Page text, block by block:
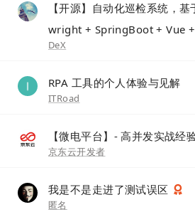
【开源】自动化巡检系统，
wright + SpringBoot + Vue
DeX
RPA 工具的个人体验与见解
ITRoad
【微电平台】- 高并发实战经
京东云开发者
我是不是走进了测试误区
匿名